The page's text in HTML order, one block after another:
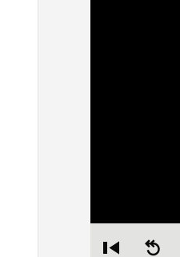
Restart Seek